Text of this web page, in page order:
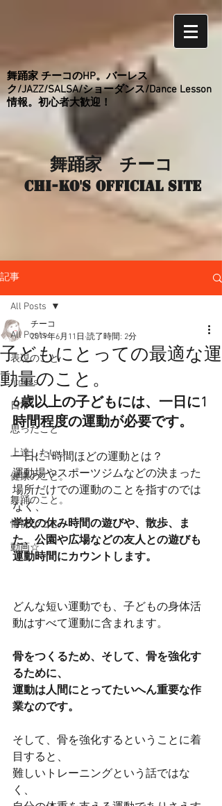
舞踊家 チーコのHP。バーレス
ク/JAZZ/SALSA/ショーダンス/Dance Lesson
情報。初心者大歓迎！
舞踊家 チーコ
Chi-ko's Official site
記事
All Posts
表現のこと
fitness
日常
思ったこと
上達したい！
健康のこと。
舞踊のこと。
愉快なこと
動画☆
All Posts
子どもにとっての最適な運
動量のこと。
チーコ
2019年6月11日 読了時間: 2分
6歳以上の子どもには、一日に1
時間程度の運動が必要です。
一日に1時間ほどの運動とは？
運動場やスポーツジムなどの決まった
場所だけでの運動のことを指すのでは
なく、
学校の休み時間の遊びや、散歩、ま
た、公園や広場などの友人との遊びも
運動時間にカウントします。
どんな短い運動でも、子どもの身体活
動はすべて運動に含まれます。
骨をつくるため、そして、骨を強化す
るために、
運動は人間にとってたいへん重要な作
業なのです。
そして、骨を強化するということに着
目すると、
難しいトレーニングという話ではな
く、